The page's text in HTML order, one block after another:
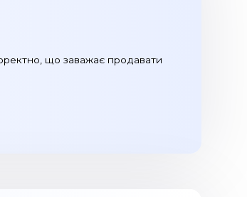
що заважає продавати